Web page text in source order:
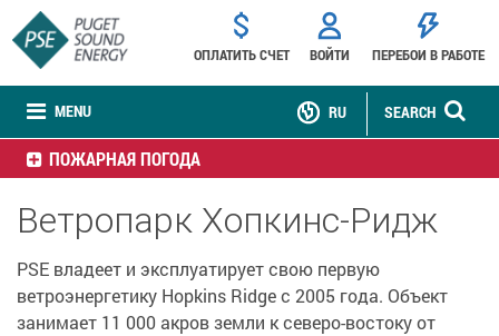
MENU
ОПЛАТИТЬ СЧЕТ ВОЙТИ ПЕРЕБОИ В РАБОТЕ
SEARCH
RU
ПОЖАРНАЯ ПОГОДА
Ветропарк Хопкинс-Ридж
PSE владеет и эксплуатирует свою первую
ветроэнергетику Hopkins Ridge с 2005 года. Объект
занимает 11 000 акров земли к северо-востоку от